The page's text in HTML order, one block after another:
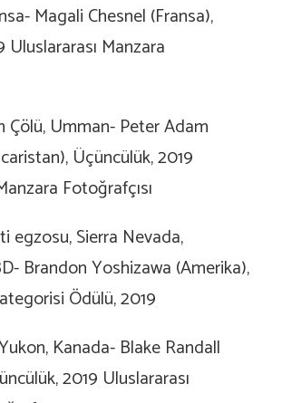
Magali Chesnel (Fransa),
Uluslararası Manzara
Çölü, Umman- Peter Adam
Üçüncülük, 2019
Fotoğrafçısı
egzosu, Sierra Nevada,
Brandon Yoshizawa (Amerika),
Ödülü, 2019
Kanada- Blake Randall
2019 Uluslararası